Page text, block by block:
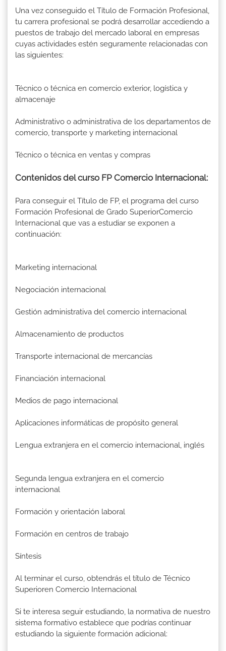
Una vez conseguido el Título de Formación Profesional,
tu carrera profesional se podrá desarrollar accediendo a
puestos de trabajo del mercado laboral en empresas
cuyas actividades estén seguramente relacionadas con
las siguientes:
Técnico o técnica en comercio exterior, logística y
almacenaje
Administrativo o administrativa de los departamentos de
comercio, transporte y marketing internacional
Técnico o técnica en ventas y compras
Contenidos del curso FP Comercio Internacional:
Para conseguir el Título de FP, el programa del curso
Formación Profesional de Grado SuperiorComercio
Internacional que vas a estudiar se exponen a
continuación:
Marketing internacional
Negociación internacional
Gestión administrativa del comercio internacional
Almacenamiento de productos
Transporte internacional de mercancías
Financiación internacional
Medios de pago internacional
Aplicaciones informáticas de propósito general
Lengua extranjera en el comercio internacional, inglés
Segunda lengua extranjera en el comercio
internacional
Formación y orientación laboral
Formación en centros de trabajo
Síntesis
Al terminar el curso, obtendrás el título de Técnico
Superioren Comercio Internacional
Si te interesa seguir estudiando, la normativa de nuestro
sistema formativo establece que podrías continuar
estudiando la siguiente formación adicional: